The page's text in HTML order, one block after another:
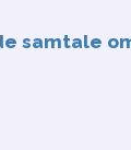
samtale